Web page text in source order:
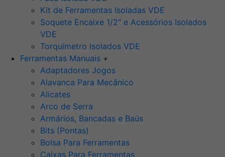
Kit de Ferramentas Isoladas VDE
Soquete Encaixe 1/2" e Acessórios Isolados
VDE
Torquímetro Isolados VDE
Ferramentas Manuais +
Adaptadores Jogos
Alavanca Para Mecânico
Alicates
Arco de Serra
Armários, Bancadas e Baús
Bits (Pontas)
Bolsa Para Ferramentas
Caixas Para Ferramentas